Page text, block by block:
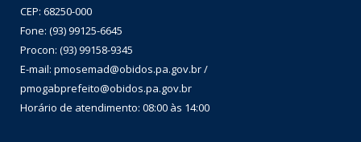
CEP: 68250-000
Fone: (93) 99125-6645
Procon: (93) 99158-9345
E-mail: pmosemad@obidos.pa.gov.br /
pmogabprefeito@obidos.pa.gov.br
Horário de atendimento: 08:00 às 14:00